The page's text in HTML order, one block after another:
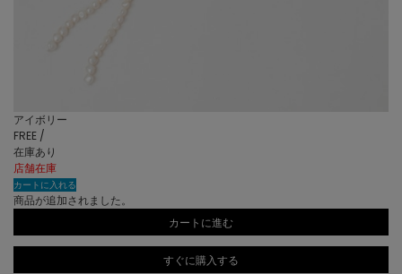
アイボリー
FREE /
在庫あり
店舗在庫
カートに入れる
商品が追加されました。
カートに進む
すぐに購入する